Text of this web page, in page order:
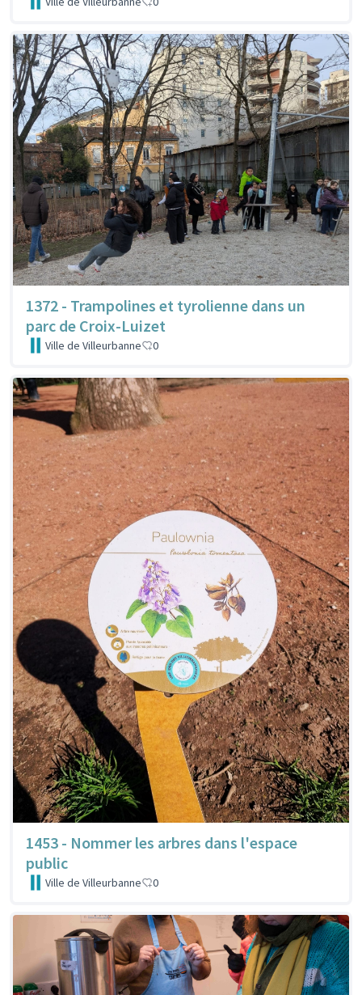
1372 - Trampolines et tyrolienne dans un
parc de Croix-Luizet
Ville de Villeurbanne 0
1453 - Nommer les arbres dans l'espace
public
Ville de Villeurbanne 0